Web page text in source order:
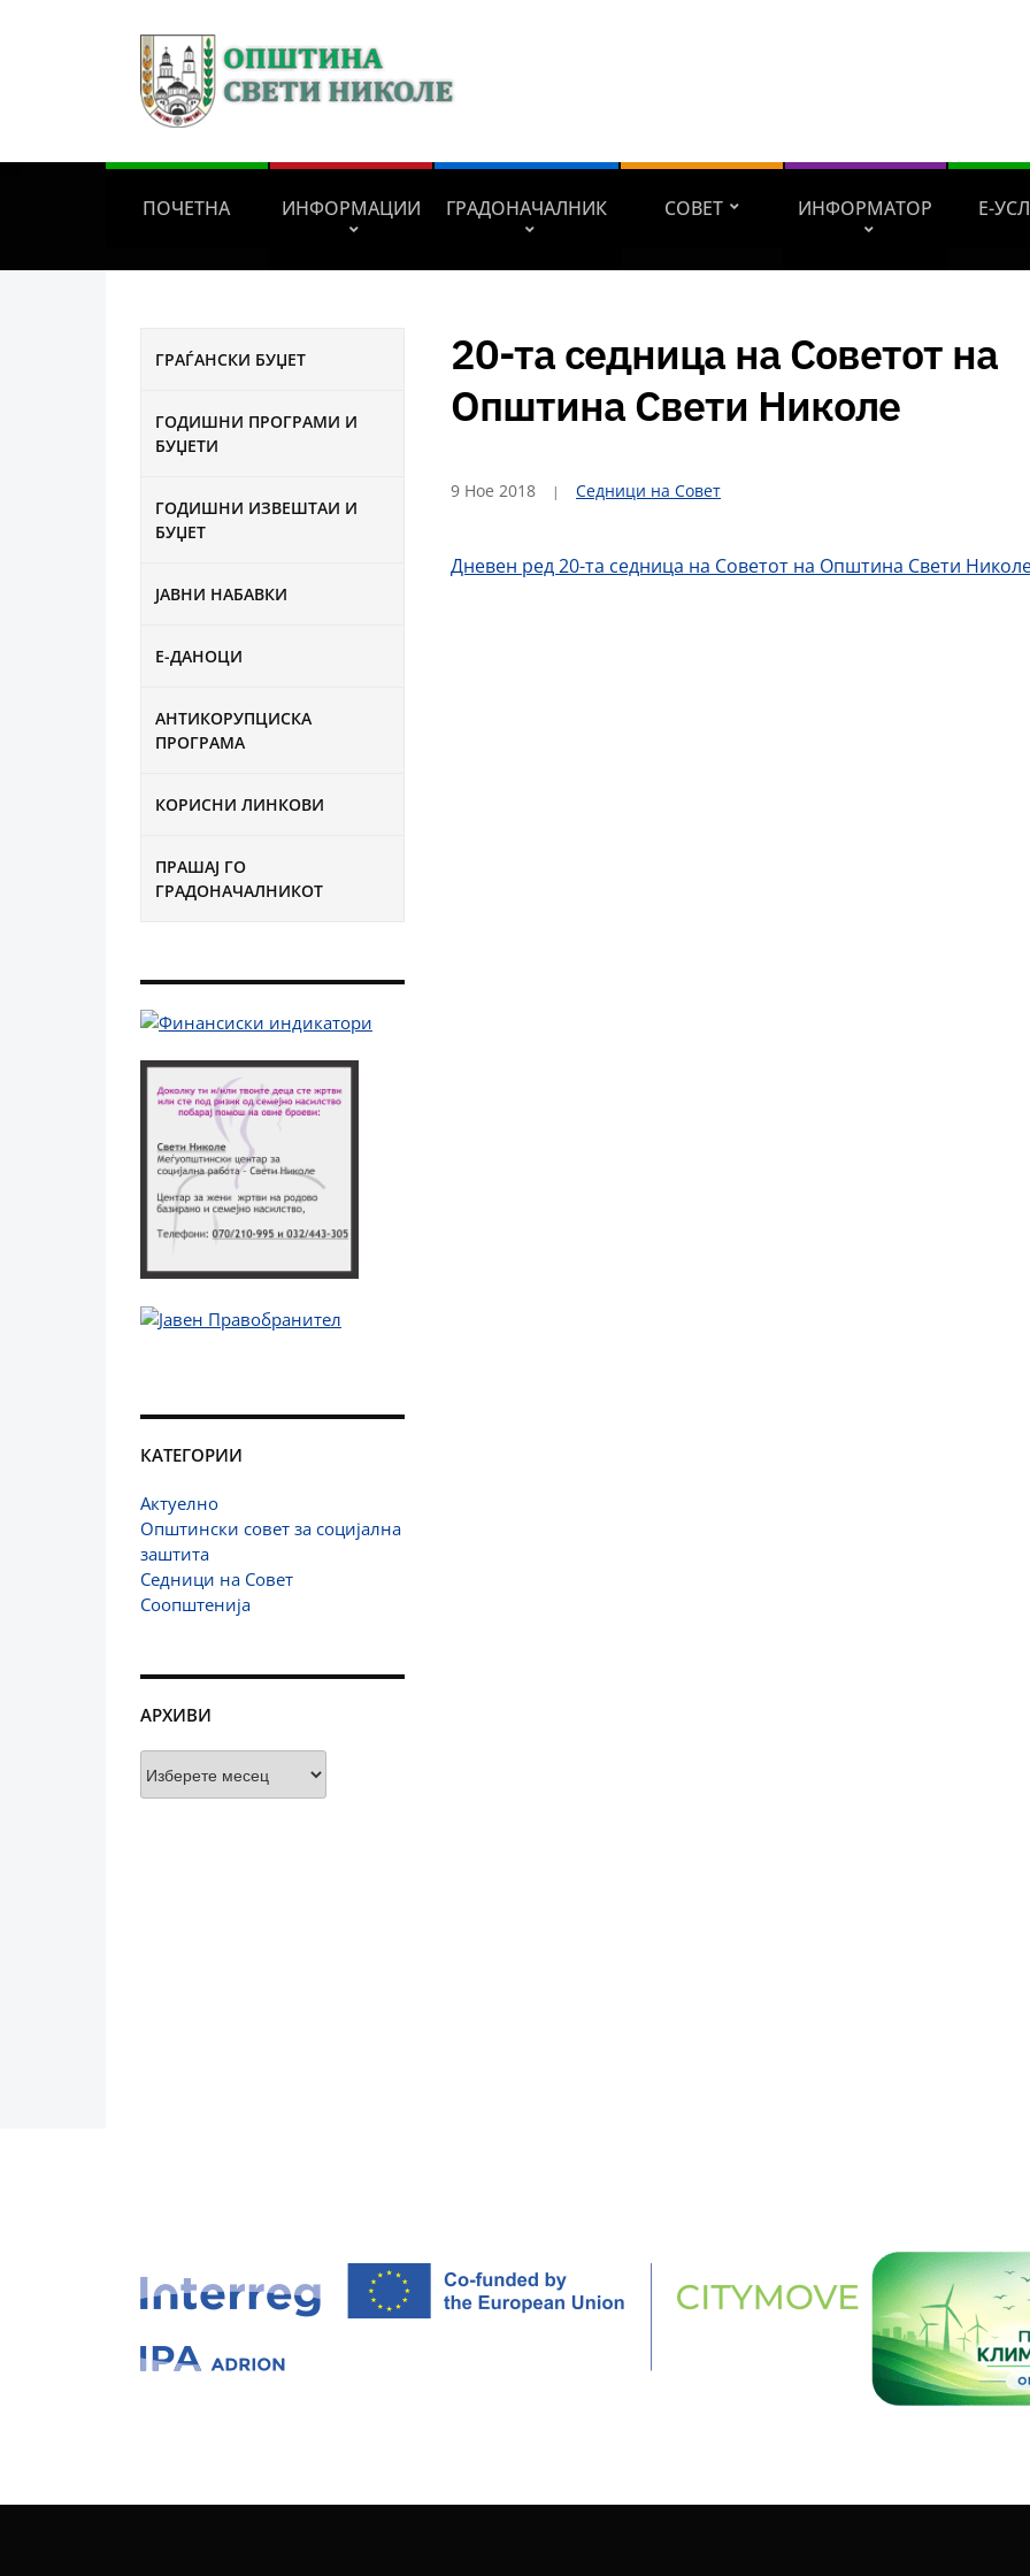
ПОЧЕТНА ИНФОРМАЦИИ ГРАДОНАЧАЛНИК СОВЕТ ИНФОРМАТОР Е-
ГРАЃАНСКИ БУЏЕТ
ГОДИШНИ ПРОГРАМИ И
БУЏЕТИ
ГОДИШНИ ИЗВЕШТАИ И
БУЏЕТ
ЈАВНИ НАБАВКИ
Е-ДАНОЦИ
АНТИКОРУПЦИСКА
ПРОГРАМА
КОРИСНИ ЛИНКОВИ
ПРАШАЈ ГО
ГРАДОНАЧАЛНИКОТ
КАТЕГОРИИ
Актуелно
Општински совет за социјална
заштита
Седници на Совет
Соопштенија
АРХИВИ
20-та седница на Советот на
Општина Свети Николе
9 Ное 2018 Седници на Совет
Дневен ред 20-та седница на Советот на Општина Свети